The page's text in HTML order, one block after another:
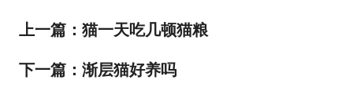
上一篇： 猫一天吃几顿猫粮
下一篇： 渐层猫好养吗